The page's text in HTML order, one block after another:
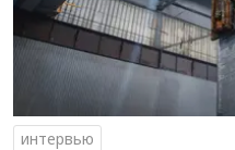
интервью